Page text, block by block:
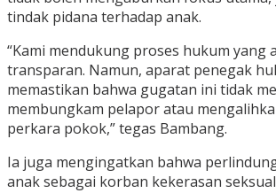
tindak pidana terhadap anak.
“Kami mendukung proses hukum yang
transparan. Namun, aparat penegak
memastikan bahwa gugatan ini tidak
membungkam pelapor atau
perkara pokok,” tegas Bambang.
Ia juga mengingatkan bahwa
anak sebagai korban kekerasan